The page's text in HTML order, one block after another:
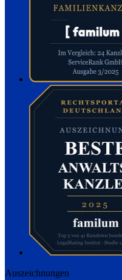
Auszeichnungen